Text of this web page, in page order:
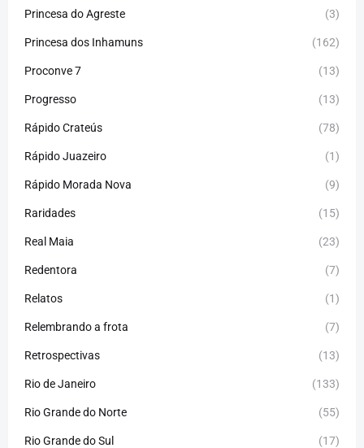
Princesa do Agreste (3)
Princesa dos Inhamuns (162)
Proconve 7 (13)
Progresso (13)
Rápido Crateús (78)
Rápido Juazeiro (1)
Rápido Morada Nova (9)
Raridades (15)
Real Maia (23)
Redentora (7)
Relatos (1)
Relembrando a frota (7)
Retrospectivas (13)
Rio de Janeiro (133)
Rio Grande do Norte (55)
Rio Grande do Sul (17)